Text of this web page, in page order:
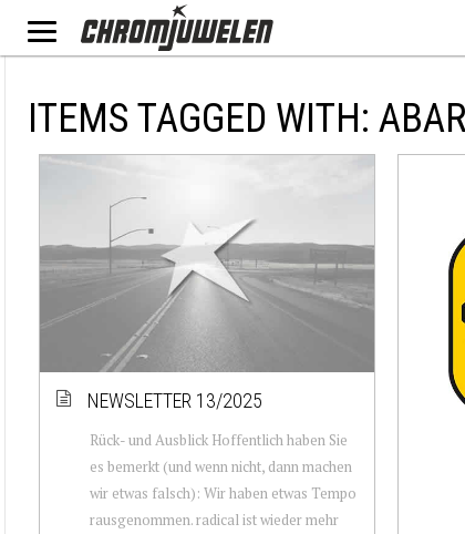
ITEMS TAGGED WITH:
NEWSLETTER 13/2025
Rück- und Ausblick Hoffentlich haben Sie
es bemerkt (und wenn nicht, dann machen
wir etwas falsch): Wir haben etwas Tempo
rausgenommen. radical ist wieder mehr